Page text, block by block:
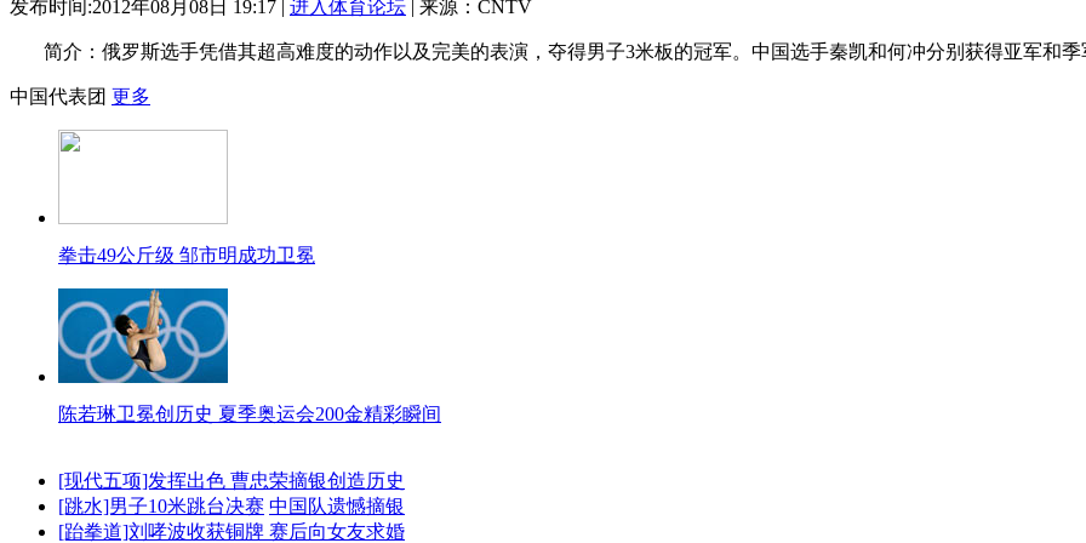
发布时间:2012年08月08日 19:17 | 进入体育论坛 | 来源：CNTV
简介：俄罗斯选手凭借其超高难度的动作以及完美的表演，夺得男子3米板的冠军。中国选手秦凯和何冲分别获得亚军和季
中国代表团 更多
拳击49公斤级 邹市明成功卫冕
陈若琳卫冕创历史 夏季奥运会200金精彩瞬间
[现代五项]发挥出色 曹忠荣摘银创造历史
[跳水]男子10米跳台决赛 中国队遗憾摘银
[跆拳道]刘哮波收获铜牌 赛后向女友求婚